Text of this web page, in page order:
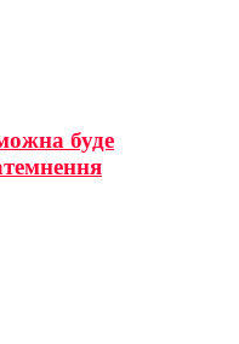
буде